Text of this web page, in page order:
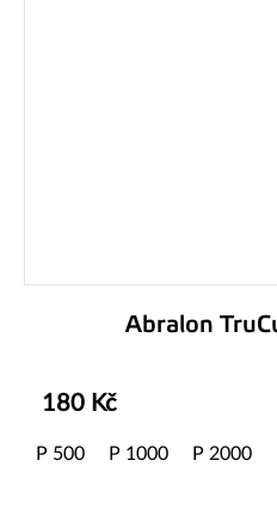
Abralon
180 Kč
P 500 P 1000 P 2000